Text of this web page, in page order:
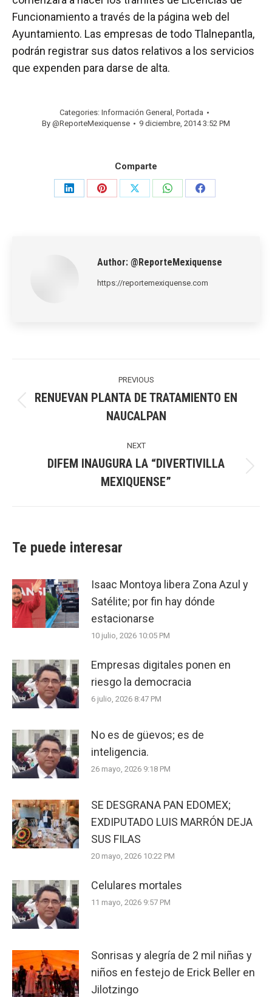
Funcionamiento a través de la página web del
Ayuntamiento. Las empresas de todo Tlalnepantla,
podrán registrar sus datos relativos a los servicios
que expenden para darse de alta.
Categories: Información General , Portada
By @ReporteMexiquense 9 diciembre, 2014 3:52 PM
Comparte
Share
Share
Share
Share
Share
Author: @ReporteMexiquense
https://reportemexiquense.com
PREVIOUS
post:
RENUEVAN PLANTA DE TRATAMIENTO EN
NAUCALPAN
NEXT
post:
DIFEM INAUGURA LA “DIVERTIVILLA
MEXIQUENSE”
Te puede interesar
Isaac Montoya libera Zona Azul y
Satélite; por fin hay dónde
estacionarse
10 julio, 2026 10:05 PM
Empresas digitales ponen en
riesgo la democracia
6 julio, 2026 8:47 PM
No es de güevos; es de
inteligencia.
26 mayo, 2026 9:18 PM
SE DESGRANA PAN EDOMEX;
EXDIPUTADO LUIS MARRÓN DEJA
SUS FILAS
20 mayo, 2026 10:22 PM
Celulares mortales
11 mayo, 2026 9:57 PM
Sonrisas y alegría de 2 mil niñas y
niños en festejo de Erick Beller en
Jilotzingo